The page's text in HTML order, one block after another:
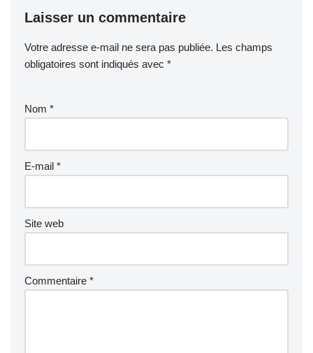
Laisser un commentaire
Votre adresse e-mail ne sera pas publiée. Les champs
obligatoires sont indiqués avec *
Nom *
E-mail *
Site web
Commentaire *